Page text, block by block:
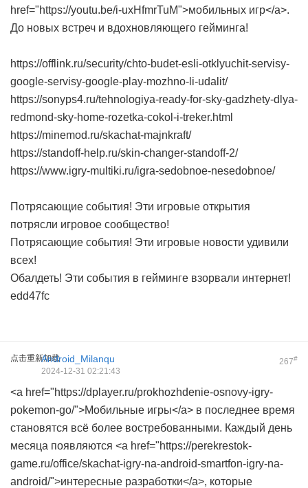
href="https://youtu.be/i-uxHfmrTuM">мобильных игр</a>.
До новых встреч и вдохновляющего гейминга!
https://offlink.ru/security/chto-budet-esli-otklyuchit-servisy-
google-servisy-google-play-mozhno-li-udalit/
https://sonyps4.ru/tehnologiya-ready-for-sky-gadzhety-dlya-
redmond-sky-home-rozetka-cokol-i-treker.html
https://minemod.ru/skachat-majnkraft/
https://standoff-help.ru/skin-changer-standoff-2/
https://www.igry-multiki.ru/igra-sedobnoe-nesedobnoe/
Потрясающие события! Эти игровые открытия
потрясли игровое сообщество!
Потрясающие события! Эти игровые новости удивили
всех!
Обалдеть! Эти события в гейминге взорвали интернет!
edd47fc
点击重新加载 267#
Android_Milanqu
2024-12-31 02:21:43
<a href="https://dplayer.ru/prokhozhdenie-osnovy-igry-
pokemon-go/">Мобильные игры</a> в последнее время
становятся всё более востребованными. Каждый день
месяца появляются <a href="https://perekrestok-
game.ru/office/skachat-igry-na-android-smartfon-igry-na-
android/">интересные разработки</a>, которые